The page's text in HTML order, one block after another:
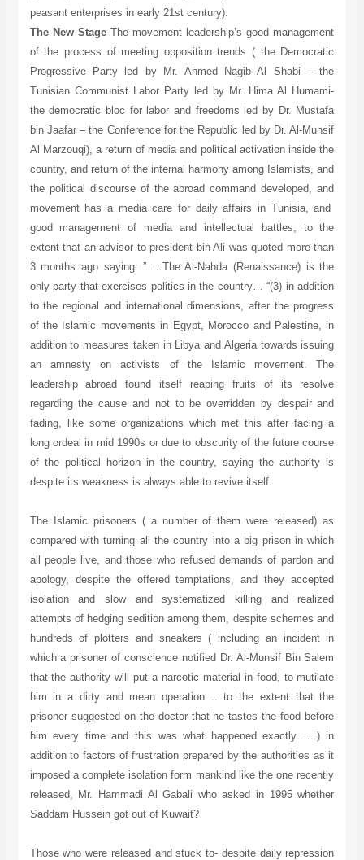
peasant enterprises in early 21st century).
The New StageThe movement leadership’s good management
of the process of meeting opposition trends ( the Democratic
Progressive Party led by Mr. Ahmed Nagib Al Shabi – the
Tunisian Communist Labor Party led by Mr. Hima Al Humami-
the democratic bloc for labor and freedoms led by Dr. Mustafa
bin Jaafar – the Conference for the Republic led by Dr. Al-Munsif
Al Marzouqi), a return of media and political activation inside the
country, and return of the internal harmony among Islamists, and
the political discourse of the abroad command developed, and
movement has a media care for daily affairs in Tunisia, and
good management of media and intellectual battles, to the
extent that an advisor to president bin Ali was quoted more than
3 months ago saying: ” …The Al-Nahda (Renaissance) is the
only party that exercises politics in the country… “(3) in addition
to the regional and international dimensions, after the progress
of the Islamic movements in Egypt, Morocco and Palestine, in
addition to measures taken in Libya and Algeria towards issuing
an amnesty on activists of the Islamic movement. The
leadership abroad found itself reaping fruits of its resolve
regarding the cause and not to be overridden by despair and
fading, like some organizations which met this after facing a
long ordeal in mid 1990s or due to obscurity of the future course
of the political horizon in the country, saying the authority is
despite its weakness is always able to revive itself.
The Islamic prisoners ( a number of them were released) as
compared with turning all the country into a big prison in which
all people live, and those who refused demands of pardon and
apology, despite the offered temptations, and they accepted
isolation and slow and systematized killing and realized
attempts of hedging sedition among them, despite schemes and
hundreds of plotters and sneakers ( including an incident in
which a prisoner of conscience notified Dr. Al-Munsif Bin Salem
that the authority will put a narcotic material in food, to mutilate
him in a dirty and mean operation .. to the extent that the
prisoner suggested on the doctor that he tastes the food before
him every time and this was what happened exactly ….) in
addition to factors of frustration prepared by the authorities as it
imposed a complete isolation form mankind like the one recently
released, Mr. Hammadi Al Gabali who asked in 1995 whether
Saddam Hussein got out of Kuwait?
Those who were released and stuck to- despite daily repression